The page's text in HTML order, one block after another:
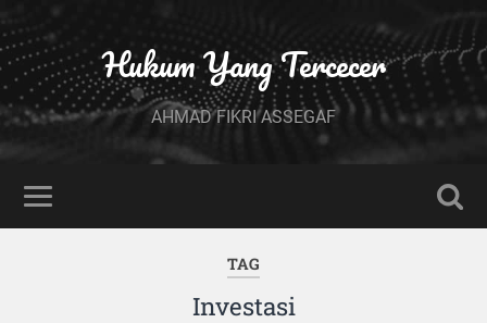
Hukum Yang Tercecer
AHMAD FIKRI ASSEGAF
TAG
Investasi